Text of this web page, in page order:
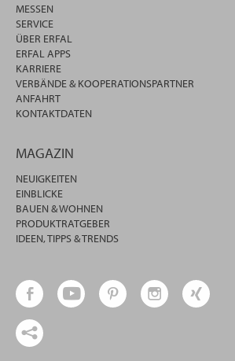
MESSEN
SERVICE
ÜBER ERFAL
ERFAL APPS
KARRIERE
VERBÄNDE & KOOPERATIONSPARTNER
ANFAHRT
KONTAKTDATEN
MAGAZIN
NEUIGKEITEN
EINBLICKE
BAUEN & WOHNEN
PRODUKTRATGEBER
IDEEN, TIPPS & TRENDS